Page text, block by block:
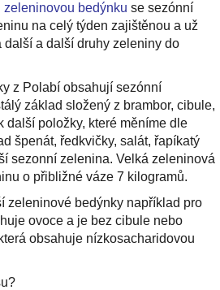
zeleninovou bedýnku se sezónní
na celý týden zajištěnou a už
další a další druhy zeleniny do
z Polabí obsahují sezónní
základ složený z brambor, cibule,
další položky, které měníme dle
špenát, ředkvičky, salát, řapíkatý
sezonní zelenina. Velká zeleninová
o přibližné váze 7 kilogramů.
zeleninové bedýnky například pro
ovoce a je bez cibule nebo
obsahuje nízkosacharidovou